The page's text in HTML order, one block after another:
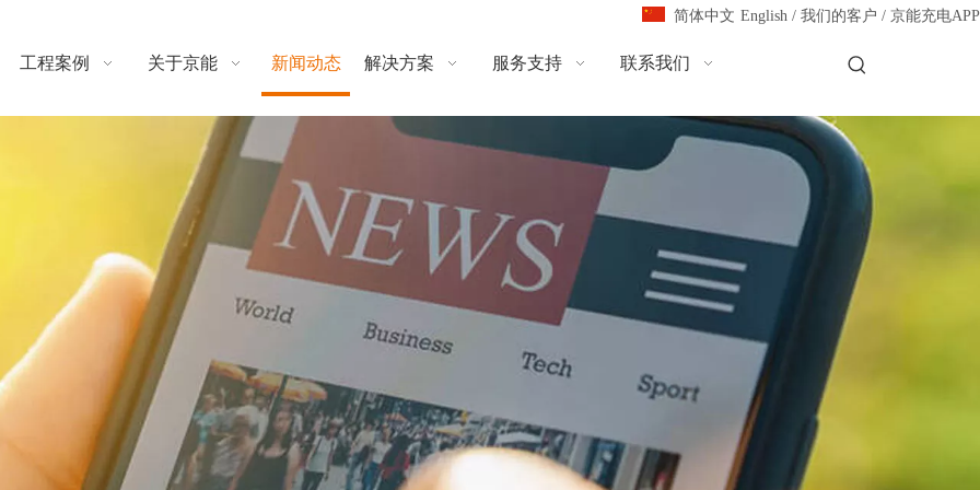
简体中文 English / 我们的客户 / 京能充电APP
工程案例 关于京能 新闻动态 解决方案 服务支持 联系我们